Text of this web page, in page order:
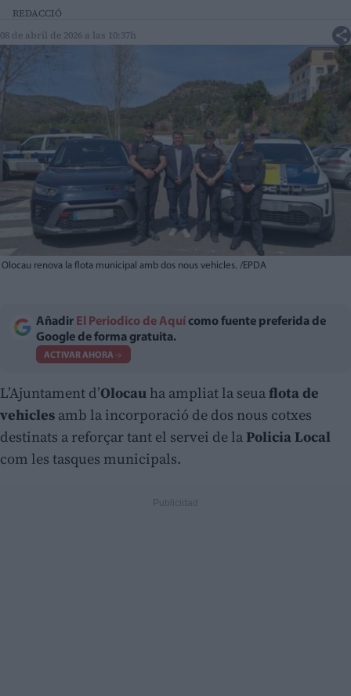
REDACCIÓ
08 de abril de 2026 a las 10:37h
Olocau renova la flota municipal amb dos nous vehicles. /EPDA
Añadir El Periodico de Aquí como fuente preferida de
Google de forma gratuita.
ACTIVAR AHORA
L’Ajuntament d’Olocau ha ampliat la seuaflota de
vehicles amb la incorporació de dos nous cotxes
destinats a reforçar tant el servei de laPolicia Local
com les tasques municipals.